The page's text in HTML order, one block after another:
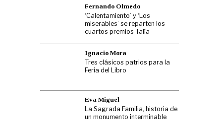
Fernando Olmedo
‘Calentamiento’ y ‘Los
miserables’ se reparten los
cuartos premios Talía
Ignacio Mora
Tres clásicos patrios para la
Feria del Libro
Eva Miguel
La Sagrada Familia, historia de
un monumento interminable